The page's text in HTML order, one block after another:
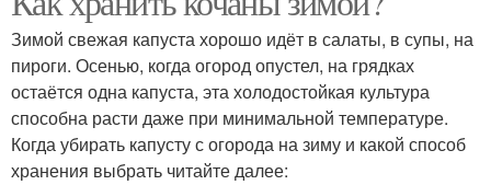
Зимой свежая капуста хорошо идёт в салаты, в супы, на
пироги. Осенью, когда огород опустел, на грядках
остаётся одна капуста, эта холодостойкая культура
способна расти даже при минимальной температуре.
Когда убирать капусту с огорода на зиму и какой способ
хранения выбрать читайте далее: